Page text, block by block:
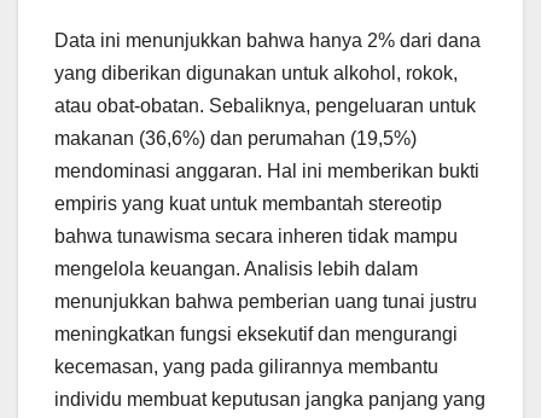
Data ini menunjukkan bahwa hanya 2% dari dana
yang diberikan digunakan untuk alkohol, rokok,
atau obat-obatan. Sebaliknya, pengeluaran untuk
makanan (36,6%) dan perumahan (19,5%)
mendominasi anggaran. Hal ini memberikan bukti
empiris yang kuat untuk membantah stereotip
bahwa tunawisma secara inheren tidak mampu
mengelola keuangan. Analisis lebih dalam
menunjukkan bahwa pemberian uang tunai justru
meningkatkan fungsi eksekutif dan mengurangi
kecemasan, yang pada gilirannya membantu
individu membuat keputusan jangka panjang yang